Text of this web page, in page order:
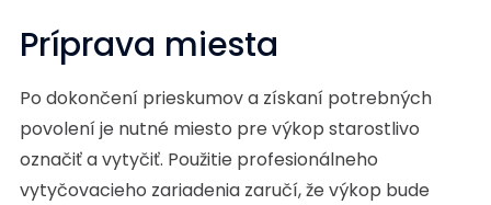
Príprava miesta
Po dokončení prieskumov a získaní potrebných
povolení je nutné miesto pre výkop starostlivo
označiť a vytyčiť. Použitie profesionálneho
vytyčovacieho zariadenia zaručí, že výkop bude